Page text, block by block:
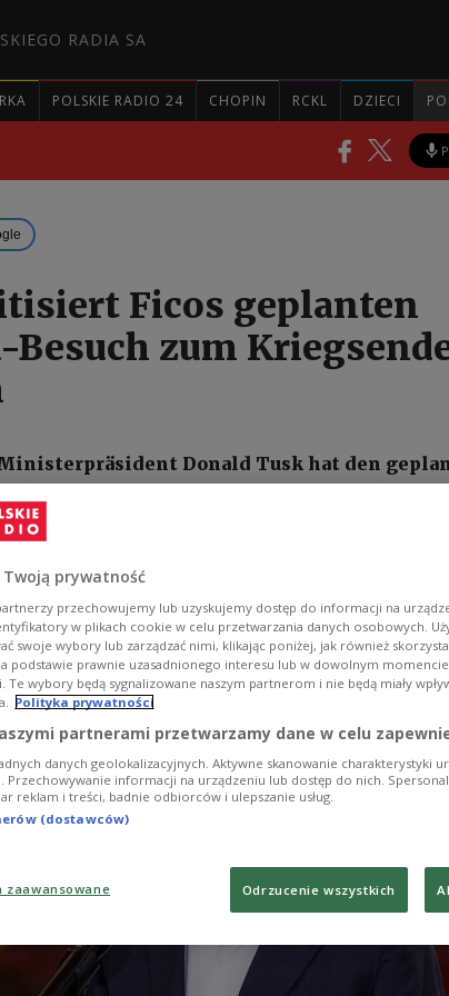
RADIA SA
POLSKIE RADIO 24 CHOPIN RCKL DZIECI
Ficos geplanten
Besuch zum
Donald Tusk hat den
Premiers Robert Fico in Moskau zum
des Zweiten Weltkriegs scharf kritisiert.
9. Mai auf dem Roten Platz sei „nicht nur
wenn man Europäer ist“, sagte Tusk
Twoją prywatność
przechowujemy lub uzyskujemy dostęp do informacji na
w plikach cookie w celu przetwarzania danych osobowych.
swoje wybory lub zarządzać nimi, klikając poniżej, jak również
podstawie prawnie uzasadnionego interesu lub w dowolnym
Te wybory będą sygnalizowane naszym partnerom i nie będą miały
Polityka prywatności
partnerami przetwarzamy dane w celu
danych geolokalizacyjnych. Aktywne skanowanie charakterystyki
Przechowywanie informacji na urządzeniu lub dostęp do nich.
reklam i treści, badnie odbiorców i ulepszanie usług.
(dostawców)
zaawansowane Odrzucenie wszystkich